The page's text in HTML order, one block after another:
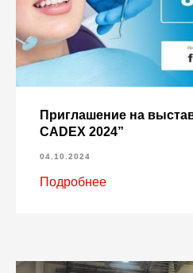
Приглашение на
CADEX 2024”
04.10.2024
Подробнее